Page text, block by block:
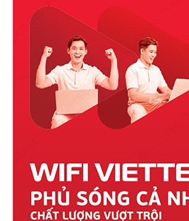
Quảng Ngãi
Quảng Ninh
Quảng Trị
Sóc Trăng
Sơn La
Tây Ninh
Thái Bình
Thái Nguyên
Thừa Thiên Huế
Tiền Giang
Trà Vinh
Tuyên Quang